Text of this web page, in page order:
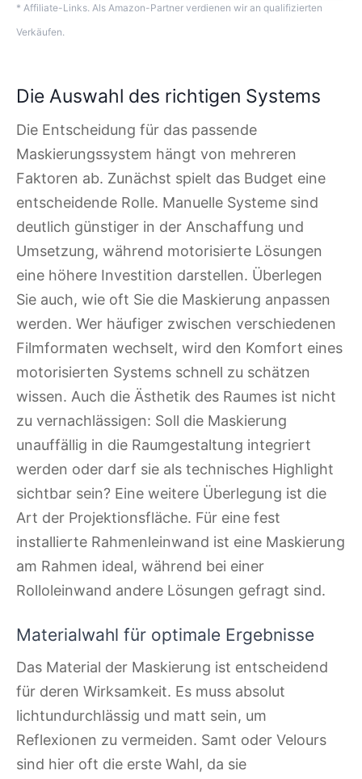
* Affiliate-Links. Als Amazon-Partner verdienen wir an qualifizierten
Verkäufen.
Die Auswahl des richtigen Systems
Die Entscheidung für das passende
Maskierungssystem hängt von mehreren
Faktoren ab. Zunächst spielt das Budget eine
entscheidende Rolle. Manuelle Systeme sind
deutlich günstiger in der Anschaffung und
Umsetzung, während motorisierte Lösungen
eine höhere Investition darstellen. Überlegen
Sie auch, wie oft Sie die Maskierung anpassen
werden. Wer häufiger zwischen verschiedenen
Filmformaten wechselt, wird den Komfort eines
motorisierten Systems schnell zu schätzen
wissen. Auch die Ästhetik des Raumes ist nicht
zu vernachlässigen: Soll die Maskierung
unauffällig in die Raumgestaltung integriert
werden oder darf sie als technisches Highlight
sichtbar sein? Eine weitere Überlegung ist die
Art der Projektionsfläche. Für eine fest
installierte Rahmenleinwand ist eine Maskierung
am Rahmen ideal, während bei einer
Rolloleinwand andere Lösungen gefragt sind.
Materialwahl für optimale Ergebnisse
Das Material der Maskierung ist entscheidend
für deren Wirksamkeit. Es muss absolut
lichtundurchlässig und matt sein, um
Reflexionen zu vermeiden. Samt oder Velours
sind hier oft die erste Wahl, da sie